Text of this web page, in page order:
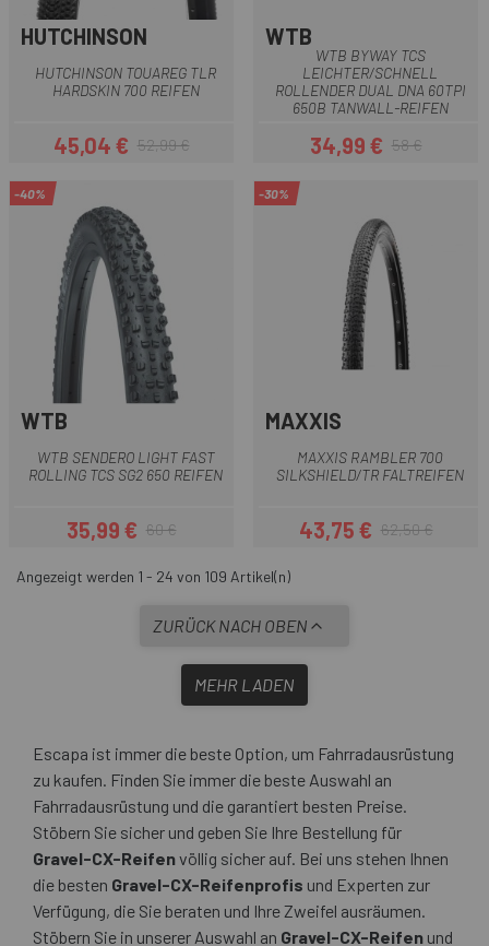
HUTCHINSON
HUTCHINSON TOUAREG TLR
HARDSKIN 700 REIFEN
Preis
45,04 €Regulärer Preis
52,99 €
WTB
WTB BYWAY TCS
LEICHTER/SCHNELL
ROLLENDER DUAL DNA 60TPI
650B TANWALL-REIFEN
Preis
34,99 €Regulärer Preis
58 €
-40%
WTB
WTB SENDERO LIGHT FAST
ROLLING TCS SG2 650 REIFEN
Preis
35,99 €Regulärer Preis
60 €
-30%
MAXXIS
MAXXIS RAMBLER 700
SILKSHIELD/TR FALTREIFEN
Preis
43,75 €Regulärer Preis
62,50 €
Angezeigt werden 1 - 24 von 109 Artikel(n)
ZURÜCK NACH OBEN
MEHR LADEN
Escapa ist immer die beste Option, um Fahrradausrüstung
zu kaufen. Finden Sie immer die beste Auswahl an
Fahrradausrüstung und die garantiert besten Preise.
Stöbern Sie sicher und geben Sie Ihre Bestellung für
Gravel-CX-Reifenvöllig sicher auf. Bei uns stehen Ihnen
die besten Gravel-CX-Reifenprofis und Experten zur
Verfügung, die Sie beraten und Ihre Zweifel ausräumen.
Stöbern Sie in unserer Auswahl an Gravel-CX-Reifen und